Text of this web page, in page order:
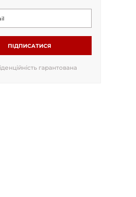
ПІДПИСАТИСЯ
гарантована